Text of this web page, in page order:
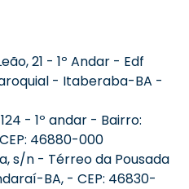
21 - 1º Andar - Edf
- Itaberaba-BA -
- 1º andar - Bairro:
46880-000
s/n - Térreo da Pousada
BA, - CEP: 46830-